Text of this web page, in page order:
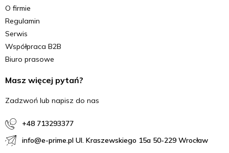
O firmie
Regulamin
Serwis
Współpraca B2B
Biuro prasowe
Masz więcej pytań?
Zadzwoń lub napisz do nas
+48 713293377
info@e-prime.pl Ul. Kraszewskiego 15a 50-229 Wrocław